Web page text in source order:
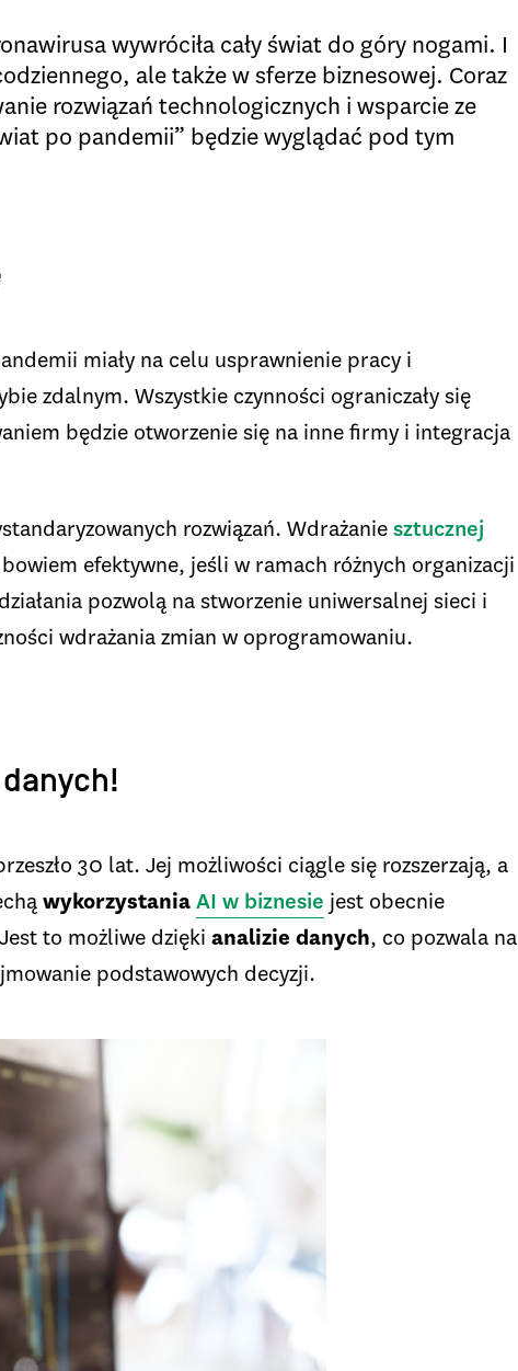
wywróciła cały świat do góry nogami. I
ale także w sferze biznesowej. Coraz
rozwiązań technologicznych i wsparcie ze
po pandemii” będzie wyglądać pod tym
miały na celu usprawnienie pracy i
zdalnym. Wszystkie czynności ograniczały się
będzie otworzenie się na inne firmy i integracja
rozwiązań. Wdrażaniesztucznej
efektywne, jeśli w ramach różnych organizacji
pozwolą na stworzenie uniwersalnej sieci i
wdrażania zmian w oprogramowaniu.
30 lat. Jej możliwości ciągle się rozszerzają, a
wykorzystaniaAI w biznesie jest obecnie
to możliwe dziękianalizie danych, co pozwala na
podstawowych decyzji.